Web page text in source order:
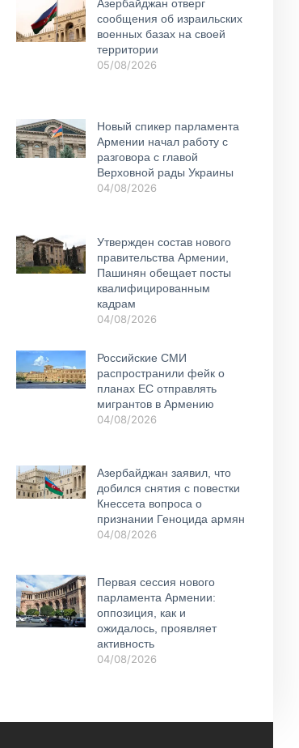
Азербайджан отверг
сообщения об израильских
военных базах на своей
территории
05/08/2026
Новый спикер парламента
Армении начал работу с
разговора с главой
Верховной рады Украины
04/08/2026
Утвержден состав нового
правительства Армении,
Пашинян обещает посты
квалифицированным
кадрам
04/08/2026
Российские СМИ
распространили фейк о
планах ЕС отправлять
мигрантов в Армению
04/08/2026
Азербайджан заявил, что
добился снятия с повестки
Кнессета вопроса о
признании Геноцида армян
04/08/2026
Первая сессия нового
парламента Армении:
оппозиция, как и
ожидалось, проявляет
активность
04/08/2026